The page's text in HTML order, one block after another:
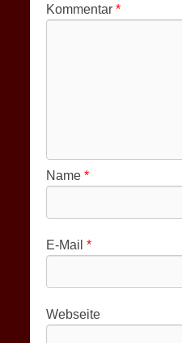
Kommentar *
Name *
E-Mail *
Webseite